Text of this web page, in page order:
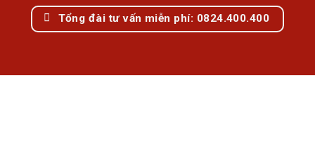
Tổng đài tư vấn miễn phí: 0824.400.400